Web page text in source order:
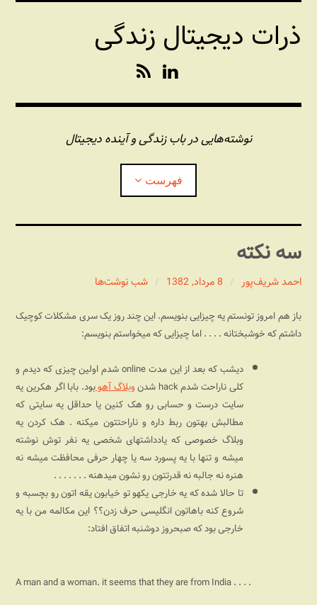
رفتن
محتواذرات دیجیتال زندگی
n
k
e
d
I
n
S
نوشته‌هایی در باب زندگی و آینده دیجیتال
فهرست
درباره این وبلاگ
مجله شبکه
پندهای یونیکسی استاد «فو» بازکردن
سه نکته
احمد شریف‌پور 8 مرداد, 1382 شب نوشت‌ها
باز هم امروز تونستم یه چیزایی بنویسم. این چند روز یک سری مشکلات کوچیک
داشتم که خوشبختانه . . . . اما چیزایی که میخواستم بنویسم:
دیشب که بعد از این مدتonlineشدم اولین چیزی که دیدم و
کلی ناراحت شدمhack شدنوبلاگ آهوبود. بابا اگر هکرین یه
سایت درست و حسابی رو هک کنین یا حداقل یه سایتی که
مطالبش بهتون ربط داره و ناراحتتون میکنه . هک کردن یه
وبلاگ خصوصی که یادداشتهای شخصی یه نفر توش نوشته
میشه و تنها با یه پسوردسه یا چهار حرفی محافظت میشه نه
هنره نه جالبه نه قدرتتون رو نشون میدهنه . . . . . . .
تا حالا شده که یه خارجی یکهو تو خیابون یقه اتون رو بچسبه و
شروع کنه باهاتون انگلیسی حرف زدن؟؟ این مکالمه من با یه
خارجی بود که صبحروز دوشنبه اتفاق افتاد:
A man and a woman. it seems that they are from India . . . .